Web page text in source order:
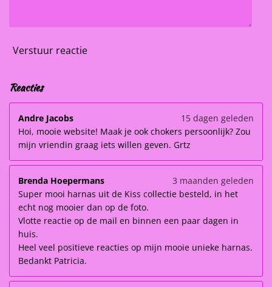
Verstuur reactie
Reacties
Andre Jacobs
15 dagen geleden
Hoi, mooie website! Maak je ook chokers persoonlijk? Zou
mijn vriendin graag iets willen geven. Grtz
Brenda Hoepermans
3 maanden geleden
Super mooi harnas uit de Kiss collectie besteld, in het
echt nog mooier dan op de foto.
Vlotte reactie op de mail en binnen een paar dagen in
huis.
Heel veel positieve reacties op mijn mooie unieke harnas.
Bedankt Patricia.